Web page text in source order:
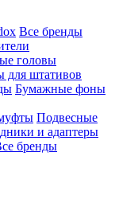
Все бренды
головы
для штативов
Бумажные фоны
Подвесные
и адаптеры
бренды